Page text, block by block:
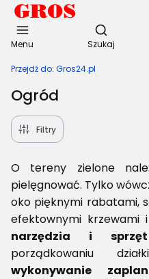
Menu
Otwórz
Szukaj
Przejdź do: Gros24.pl
Ogród
Filtry
O tereny zielone
pielęgnować. Tylko
oko pięknymi rabatami,
efektownymi krzewami
narzędzia i sprzęt
porządkowaniu
wykonywanie